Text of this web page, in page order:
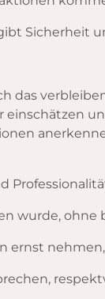
Sicherheit
wurde,
ernst